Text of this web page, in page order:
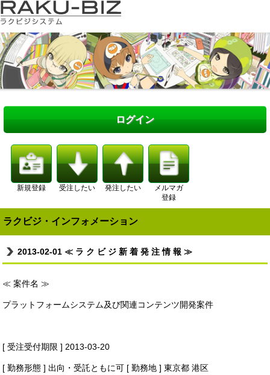
ログイン
新規登録 受注したい 発注したい
メルマガ
登録
ラクビジ・インフォメーション
2013-02-01 ≪ ラ ク ビ ジ 新 着 発 注 情 報 ≫
≪ 案件名 ≫
プラットフォームシステム及び関連コンテンツ開発案件
[ 受注受付期限 ] 2013-03-20
[ 勤務形態 ] 出向・受託ともに可 [ 勤務地 ] 東京都 港区